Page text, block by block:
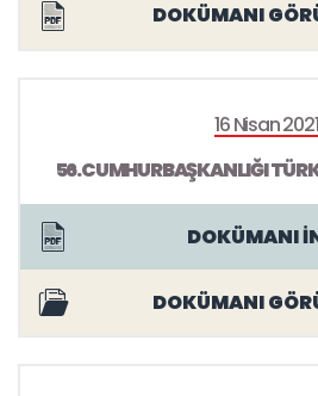
DOKÜMANI
16 Nisan 2021
56.CUMHURBAŞKANLIĞI
DOKÜMANI
DOKÜMANI